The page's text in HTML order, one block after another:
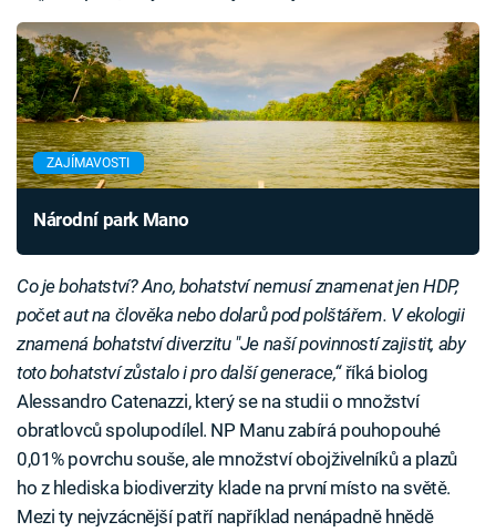
ZAJÍMAVOSTI
Národní park Mano
Co je bohatství? Ano, bohatství nemusí znamenat jen HDP,
počet aut na člověka nebo dolarů pod polštářem. V ekologii
znamená bohatství diverzitu "Je naší povinností zajistit, aby
toto bohatství zůstalo i pro další generace,“ říká biolog
Alessandro Catenazzi, který se na studii o množství
obratlovců spolupodílel. NP Manu zabírá pouhopouhé
0,01% povrchu souše, ale množství obojživelníků a plazů
ho z hlediska biodiverzity klade na první místo na světě.
Mezi ty nejvzácnější patří například nenápadně hnědě